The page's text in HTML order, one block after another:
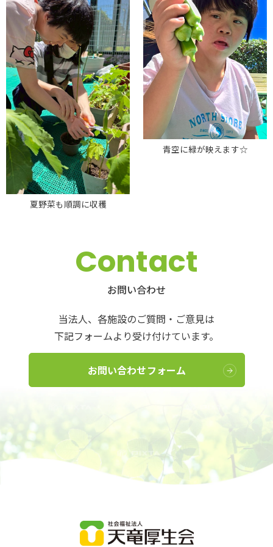
夏野菜も順調に収穫
青空に緑が映えます☆
Contact
お問い合わせ
当法人、各施設のご質問・ご意見は
下記フォームより受け付けています。
お問い合わせフォーム